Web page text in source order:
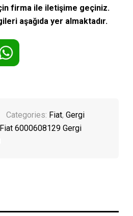
firma ile iletişime geçiniz.
aşağıda yer almaktadır.
Categories: Fiat,Gergi
Fiat 6000608129 Gergi